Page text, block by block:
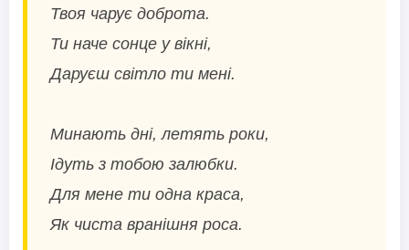
Твоя чарує доброта.
Ти наче сонце у вікні,
Даруєш світло ти мені.
Минають дні, летять роки,
Ідуть з тобою залюбки.
Для мене ти одна краса,
Як чиста вранішня роса.